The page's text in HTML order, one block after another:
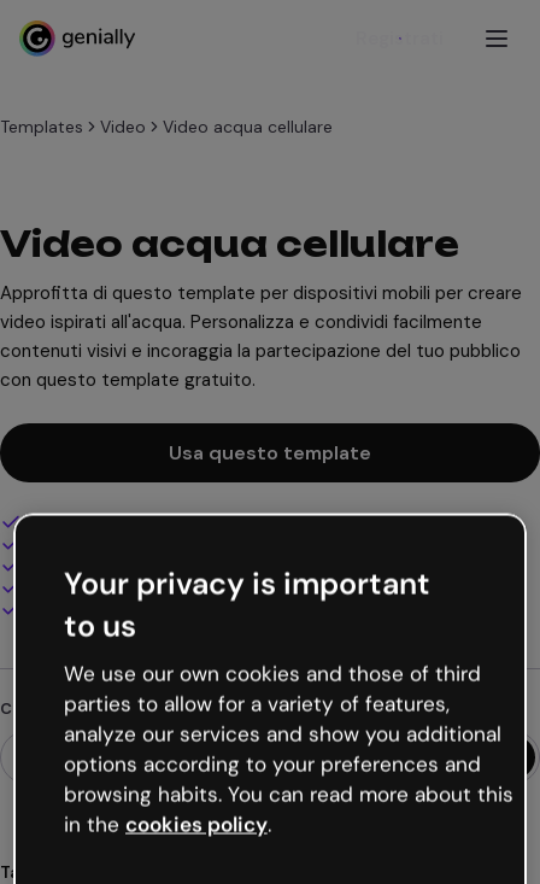
Registrati
Templates Video Video acqua cellulare
Video acqua cellulare
Approfitta di questo template per dispositivi mobili per creare
video ispirati all'acqua. Personalizza e condividi facilmente
contenuti visivi e incoraggia la partecipazione del tuo pubblico
con questo template gratuito.
Usa questo template
Design interattivo e animato
Presenta, condividi o pubblica online
Scarica in PDF, MP4 e altri formati
Cerchi qualcosa di diverso?
Tags
Your privacy is important
to us
We use our own cookies and those of third
parties to allow for a variety of features,
analyze our services and show you additional
options according to your preferences and
browsing habits. You can read more about this
in the cookies policy.